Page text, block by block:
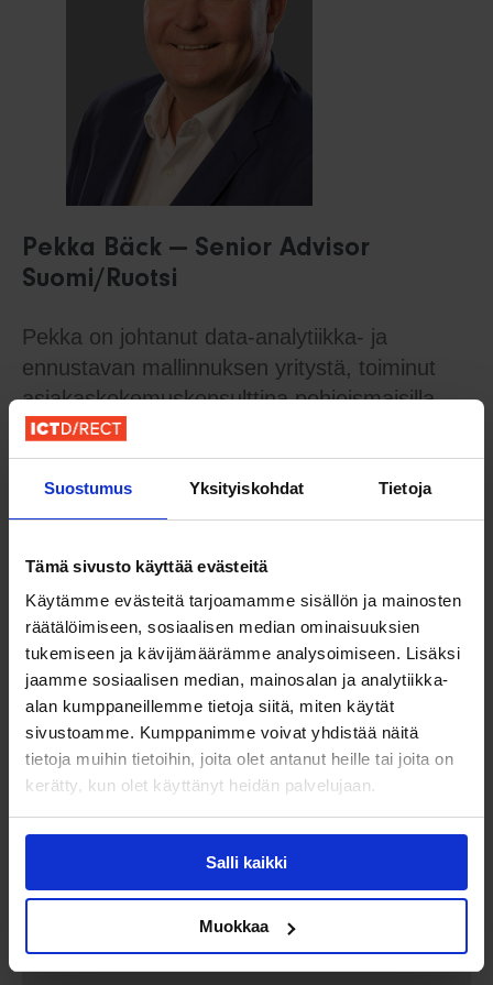
Suostumus Yksityiskohdat Tietoja
Tämä sivusto käyttää evästeitä
Käytämme evästeitä tarjoamamme sisällön ja mainosten
räätälöimiseen, sosiaalisen median ominaisuuksien
tukemiseen ja kävijämäärämme analysoimiseen. Lisäksi
jaamme sosiaalisen median, mainosalan ja analytiikka-
alan kumppaneillemme tietoja siitä, miten käytät
sivustoamme. Kumppanimme voivat yhdistää näitä
tietoja muihin tietoihin, joita olet antanut heille tai joita on
kerätty, kun olet käyttänyt heidän palvelujaan.
Salli kaikki
Muokkaa
Pekka Bäck — Senior Advisor
Suomi/Ruotsi
Pekka on johtanut data-analytiikka- ja
ennustavan mallinnuksen yritystä, toiminut
asiakaskokemuskonsulttina pohjoismaisilla
markkinoilla ja rekrytoinut IT-osaajia yli
kymmenen vuoden ajan. Hän tunnistaa data-,
analytiikka- ja liiketoimintakehitysroolien
kandidaatit tavalla, johon pelkkä
Jouko Karhu — Senior Advisor